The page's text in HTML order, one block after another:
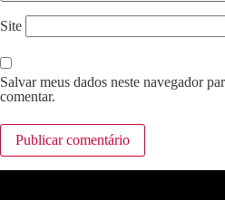
Site
Salvar meus dados neste navegador
comentar.